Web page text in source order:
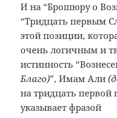
И на “Брошюру о
“Тридцать первым
этой позиции,
очень логичным и
истинность
Благо)”, Имам Али
на тридцать первой
указывает фразой